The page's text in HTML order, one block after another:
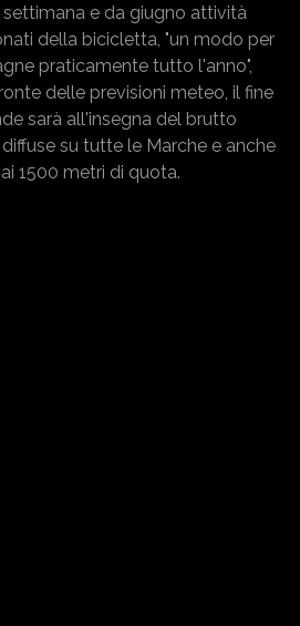
e da giugno attività
della bicicletta, "un modo per
praticamente tutto l'anno",
delle previsioni meteo, il fine
sarà all'insegna del brutto
su tutte le Marche e anche
1500 metri di quota.